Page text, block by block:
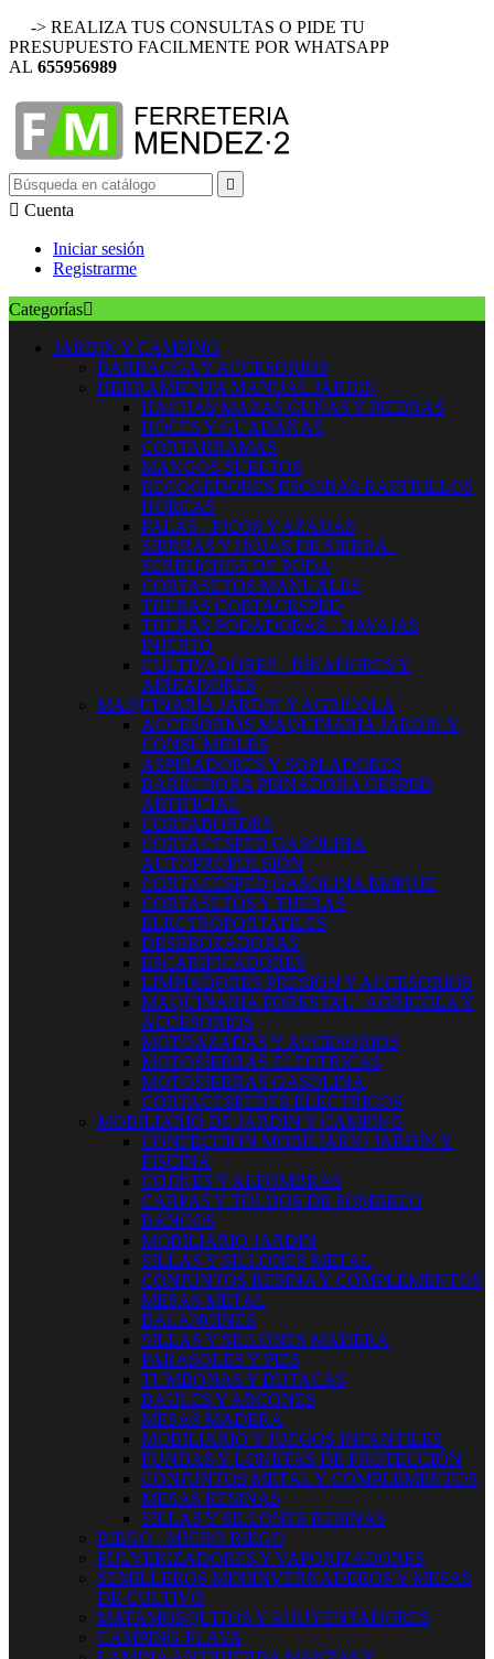
-> REALIZA TUS CONSULTAS O PIDE TU
PRESUPUESTO FACILMENTE POR WHATSAPP
AL 655956989

 Cuenta
Iniciar sesión
Registrarme
Categorías
JARDIN Y CAMPING
BARBACOA Y ACCESORIOS
HERRAMIENTA MANUAL JARDIN
HACHAS MAZAS CUÑAS Y PIEDRAS
HOCES Y GUADAÑAS
CORTARRAMAS
MANGOS SUELTOS
RECOGEDORES ESCOBAS RASTRILLOS
HORCAS
PALAS - PICOS Y AZADAS
SIERRAS Y HOJAS DE SIERRA -
SERRUCHOS DE PODA
CORTASETOS MANUALES
TIJERAS CORTACESPED
TIJERAS PODADORAS - NAVAJAS
INJERTO
CULTIVADORES - BINADORES Y
AIREADORES
MAQUINARIA JARDIN Y AGRICOLA
ACCESORIOS MAQUINARIA JARDIN Y
CONSUMIBLES
ASPIRADORES Y SOPLADORES
BARREDORA PEINADORA CESPED
ARTIFICIAL
CORTABORDES
CORTACESPED GASOLINA
AUTOPROPULSION
CORTACESPED GASOLINA EMPUJE
CORTASETOS Y TIJERAS
ELECTROPORTATILES
DESBROZADORAS
ESCARIFICADORES
LIMPIADORES PRESION Y ACCESORIOS
MAQUINARIA FORESTAL - AGRICOLA Y
ACCESORIOS
MOTOAZADAS Y ACCESORIOS
MOTOSIERRAS ELECTRICAS
MOTOSIERRAS GASOLINA
CORTACESPEDES ELECTRICOS
MOBILIARIO DE JARDIN Y CAMPING
CONFECCION MOBILIARIO JARDÍN Y
PISCINA
COJINES Y ALFOMBRAS
CARPAS Y TOLDOS DE SOMBREO
BANCOS
MOBILIARIO JARDIN
SILLAS Y SILLONES METAL
CONJUNTOS RESINA Y COMPLEMENTOS
MESAS METAL
BALANCINES
SILLAS Y SILLONES MADERA
PARASOLES Y PIES
TUMBONAS Y BUTACAS
BAULES Y ARCONES
MESAS MADERA
MOBILIARIO Y JUEGOS INFANTILES
FUNDAS Y LONETAS DE PROTECCIÓN
CONJUNTOS METAL Y COMPLEMENTOS
MESAS RESINAS
SILLAS Y SILLONES RESINAS
RIEGO - MICRO RIEGO
PULVERIZADORES Y VAPORIZADORES
SEMILLEROS MINIINVERNADEROS Y MESAS
DE CULTIVO
MATAMOSQUITOS Y AHUYENTADORES
CAMPING-PLAYA